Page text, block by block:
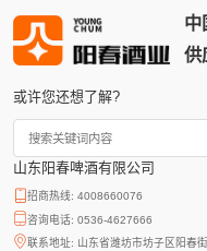
中
供
或许您还想了解?
山东阳春啤酒有限公司
招商热线: 4008660076
咨询电话: 0536-4627666
联系地址: 山东省潍坊市坊子区阳春